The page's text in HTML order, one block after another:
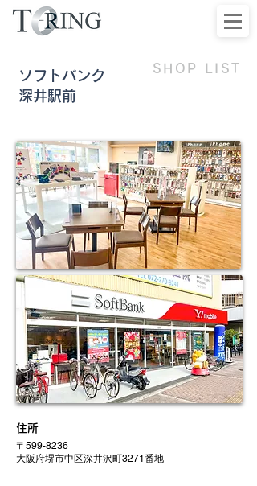
ソフトバンク
深井駅前
SHOP LIST
住所
〒599-8236
大阪府堺市中区深井沢町3271番地